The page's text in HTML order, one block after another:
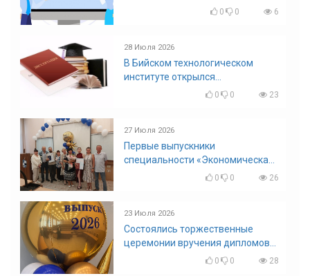
голосование на выборы!
0 0 6
28 Июля 2026
В Бийском технологическом
институте открылся
диссертационный совет!
0 0 23
27 Июля 2026
Первые выпускники
специальности «Экономическая
0 0 26
23 Июля 2026
Состоялись торжественные
церемонии вручения дипломов
0 0 28